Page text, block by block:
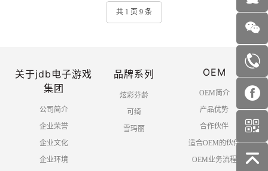
共 1 页 9 条
关于jdb电子游戏
集团
公司简介
企业荣誉
企业文化
企业环境
品牌系列
炫彩芬龄
可绮
雪玛丽
OEM
OEM简介
产品优势
合作伙伴
适合OEM的伙伴
OEM业务流程